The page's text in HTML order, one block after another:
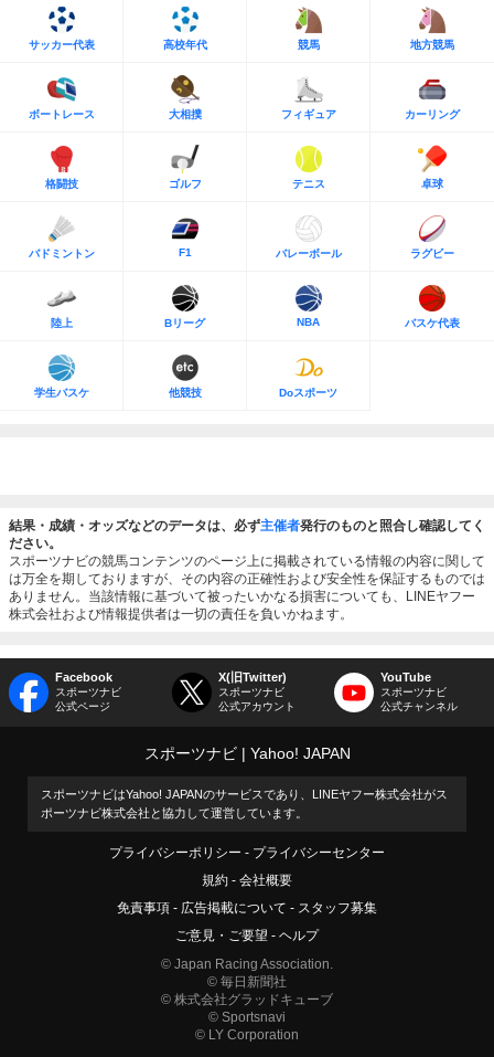
サッカー代表 高校年代 競馬 地方競馬
ボートレース 大相撲 フィギュア カーリング
格闘技 ゴルフ テニス 卓球
バドミントン F1 バレーボール ラグビー
陸上 Bリーグ NBA バスケ代表
学生バスケ 他競技 Doスポーツ
結果・成績・オッズなどのデータは、必ず主催者発行のものと照合し確認してく
ださい。
スポーツナビの競馬コンテンツのページ上に掲載されている情報の内容に関して
は万全を期しておりますが、その内容の正確性および安全性を保証するものでは
ありません。当該情報に基づいて被ったいかなる損害についても、LINEヤフー
株式会社および情報提供者は一切の責任を負いかねます。
Facebook
スポーツナビ
公式ページ
X(旧Twitter)
スポーツナビ
公式アカウント
YouTube
スポーツナビ
公式チャンネル
スポーツナビ Yahoo! JAPAN
スポーツナビはYahoo! JAPANのサービスであり、LINEヤフー株式会社がス
ポーツナビ株式会社と協力して運営しています。
プライバシーポリシー
プライバシーセンター
規約
会社概要
免責事項
広告掲載について
スタッフ募集
ご意見・ご要望
ヘルプ
© Japan Racing Association.
© 毎日新聞社
© 株式会社グラッドキューブ
© Sportsnavi
© LY Corporation